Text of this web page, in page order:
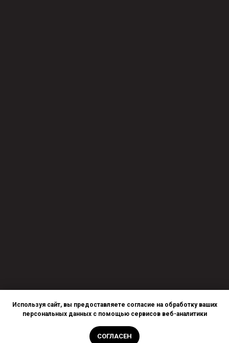
Используя сайт, вы предоставляете согласие на обработку ваших
персональных данных с помощью сервисов веб-аналитики
СОГЛАСЕН